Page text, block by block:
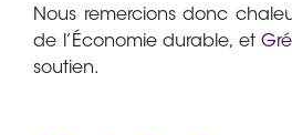
Nous remercions donc
de l’Économie durable, et
soutien.